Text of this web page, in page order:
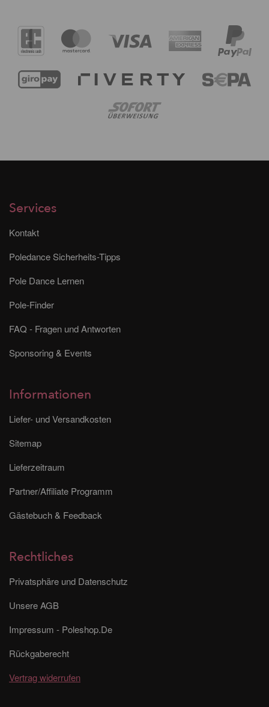
Services
Kontakt
Poledance Sicherheits-Tipps
Pole Dance Lernen
Pole-Finder
FAQ - Fragen und Antworten
Sponsoring & Events
Informationen
Liefer- und Versandkosten
Sitemap
Lieferzeitraum
Partner/Affiliate Programm
Gästebuch & Feedback
Rechtliches
Privatsphäre und Datenschutz
Unsere AGB
Impressum - Poleshop.De
Rückgaberecht
Vertrag widerrufen